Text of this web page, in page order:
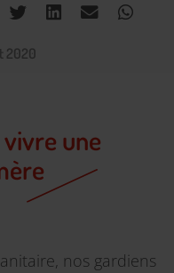
2020
une
nos gardiens